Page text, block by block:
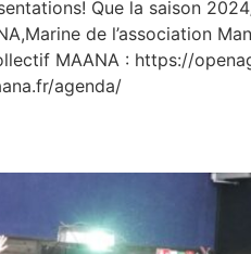
Que la saison
de
MAANA : https://
agenda/